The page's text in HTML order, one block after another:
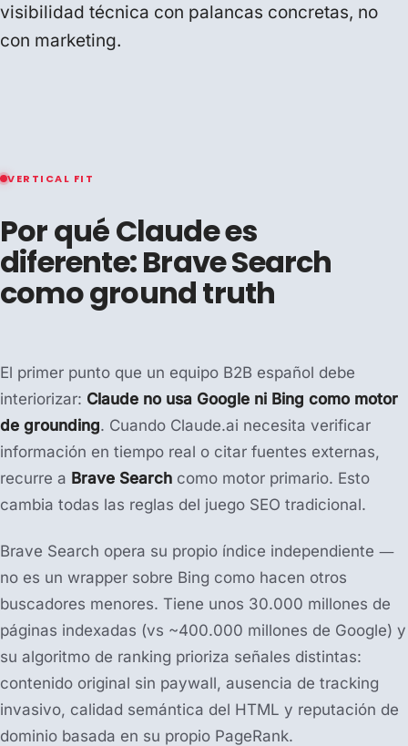
visibilidad técnica con palancas concretas, no
con marketing.
VERTICAL FIT
Por qué Claude es
diferente: Brave Search
como ground truth
El primer punto que un equipo B2B español debe
interiorizar: Claude no usa Google ni Bing como motor
de grounding. Cuando Claude.ai necesita verificar
información en tiempo real o citar fuentes externas,
recurre a Brave Search como motor primario. Esto
cambia todas las reglas del juego SEO tradicional.
Brave Search opera su propio índice independiente —
no es un wrapper sobre Bing como hacen otros
buscadores menores. Tiene unos 30.000 millones de
páginas indexadas (vs ~400.000 millones de Google) y
su algoritmo de ranking prioriza señales distintas:
contenido original sin paywall, ausencia de tracking
invasivo, calidad semántica del HTML y reputación de
dominio basada en su propio PageRank.